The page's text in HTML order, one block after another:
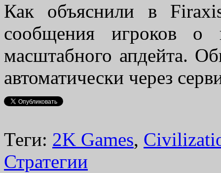
Как объяснили в
сообщения игроков о
масштабного апдейта.
автоматически через
Теги: 2K Games,
Стратегии